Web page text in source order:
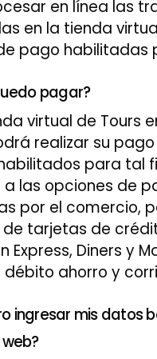
en línea las
en la tienda
pago habilitadas
pagar?
virtual de Tours
realizar su
para tal
las opciones de
por el comercio,
tarjetas de
Express, Diners y
ahorro y
ingresar mis datos